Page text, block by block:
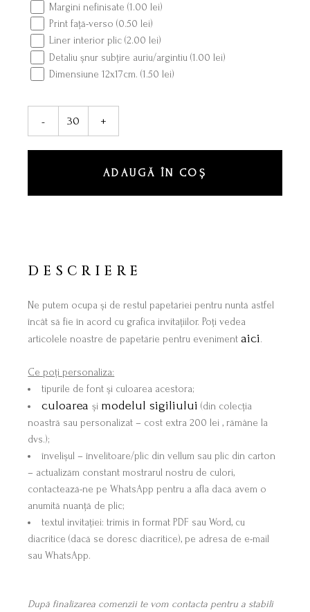
Margini nefinisate (1.00lei)
Print față-verso (0.50lei)
Liner interior plic (2.00lei)
Detaliu șnur subțire auriu/argintiu (1.00lei)
Dimensiune 12x17cm. (1.50lei)
Invitație ”Elegance” quantity
- +
ADAUGĂ ÎN COȘ
DESCRIERE
Ne putem ocupa și de restul papetăriei pentru nuntă astfel
încât să fie în acord cu grafica invitațiilor. Poți vedea
articolele noastre de papetărie pentru evenimentaici.
Ce poți personaliza:
tipurile de font și culoarea acestora;
culoareași modelul sigiliului (din colecția
noastră sau personalizat – cost extra 200 lei , rămâne la
dvs.);
învelișul – învelitoare/plic din vellum sau plic din carton
– actualizăm constant mostrarul nostru de culori,
contactează-ne pe WhatsApp pentru a afla dacă avem o
anumită nuanță de plic;
textul invitației: trimis în format PDF sau Word, cu
diacritice (dacă se doresc diacritice), pe adresa de e-mail
sau WhatsApp.
După finalizarea comenzii te vom contacta pentru a stabili